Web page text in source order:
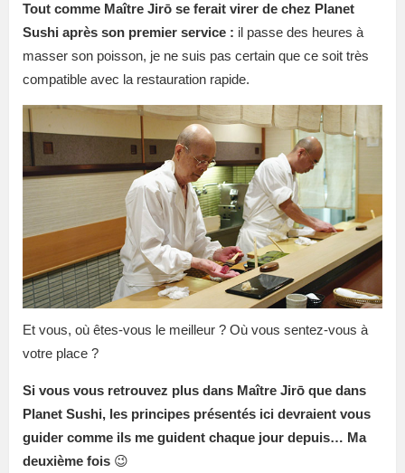
Tout comme Maître Jirō se ferait virer de chez Planet
Sushi après son premier service : il passe des heures à
masser son poisson, je ne suis pas certain que ce soit très
compatible avec la restauration rapide.
Et vous, où êtes-vous le meilleur ? Où vous sentez-vous à
votre place ?
Si vous vous retrouvez plus dans Maître Jirō que dans
Planet Sushi, les principes présentés ici devraient vous
guider comme ils me guident chaque jour depuis… Ma
deuxième fois 😉